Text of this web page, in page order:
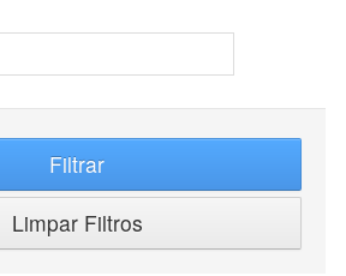
Filtrar
Limpar Filtros